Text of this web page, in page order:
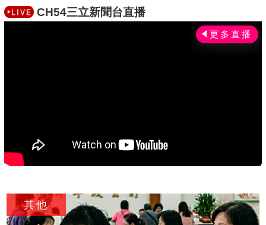
期低迷，但隨著政策利空出盡與年底選舉預期，
市場氛圍逐漸轉暖。蘇金城預期，下半年房市買
氣有望優於上半年，惟仍須留意股市波動對房市
CH54三立新聞台直播
其他